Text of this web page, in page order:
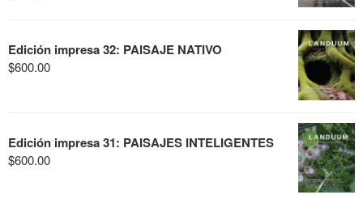
Edición impresa 32: PAISAJE NATIVO
$600.00
Edición impresa 31: PAISAJES INTELIGENTES
$600.00